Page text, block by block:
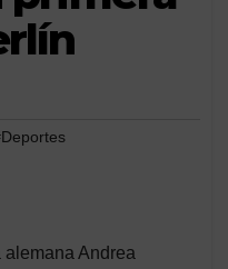
alemana Andrea